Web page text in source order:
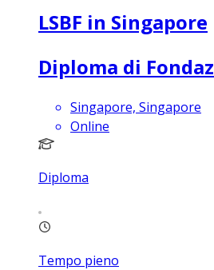
LSBF in Singapore
Diploma di
Singapore, Singapore
Online
Diploma
Tempo pieno